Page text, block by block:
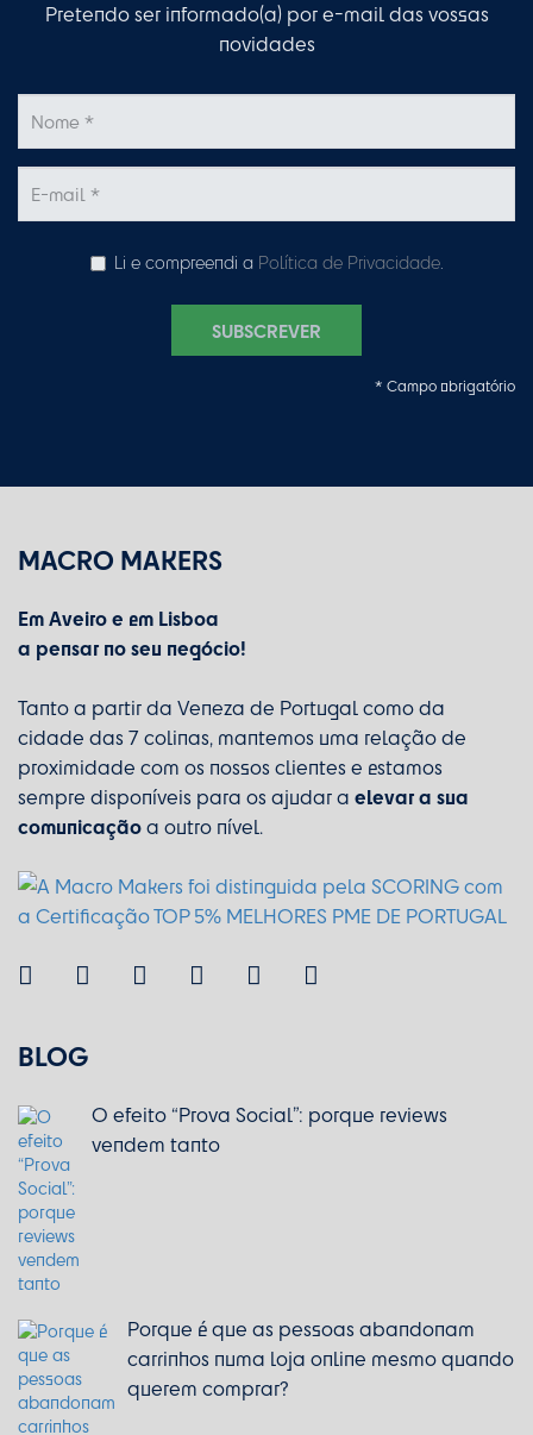
Pretendo ser informado(a) por e-mail das vossas
novidades
Li e compreendi a Política de Privacidade.
SUBSCREVER
* Campo obrigatório
MACRO MAKERS
Em Aveiro e em Lisboa
a pensar no seu negócio!
Tanto a partir da Veneza de Portugal como da
cidade das 7 colinas, mantemos uma relação de
proximidade com os nossos clientes e estamos
sempre disponíveis para os ajudar a elevar a sua
comunicaçãoa outro nível.
BLOG
O efeito “Prova Social”: porque reviews
vendem tanto
Porque é que as pessoas abandonam
carrinhos numa loja online mesmo quando
querem comprar?